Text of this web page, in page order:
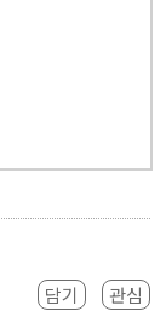
담기 관심